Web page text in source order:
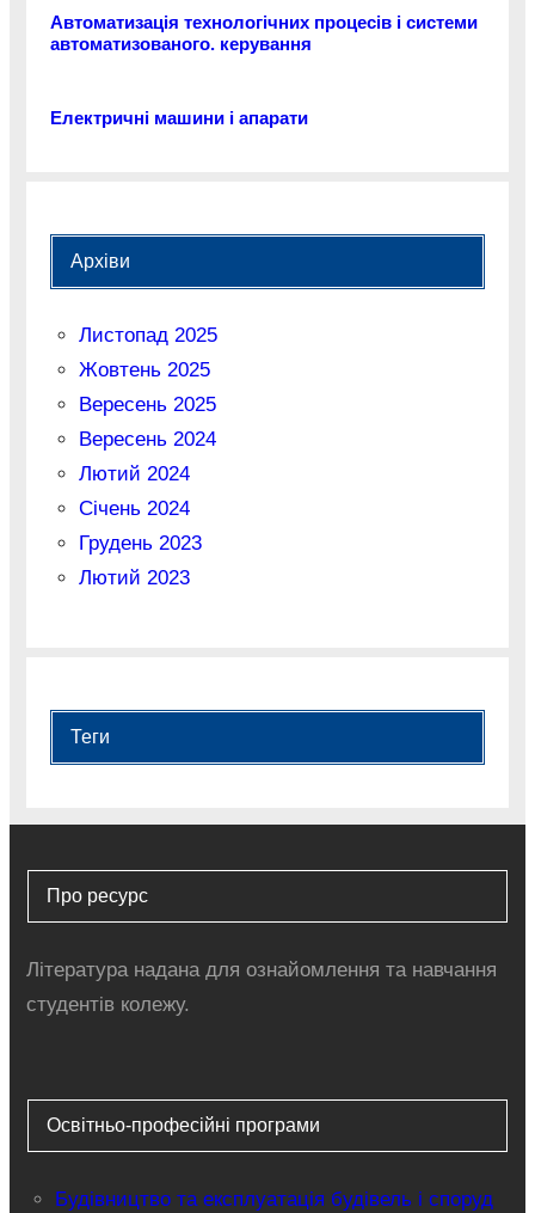
Автоматизація технологічних процесів і системи
автоматизованого. керування
Електричні машини і апарати
Архіви
Листопад 2025
Жовтень 2025
Вересень 2025
Вересень 2024
Лютий 2024
Січень 2024
Грудень 2023
Лютий 2023
Теги
Про ресурс
Література надана для ознайомлення та навчання
студентів колежу.
Освітньо-професійні програми
Будівництво та експлуатація будівель і споруд